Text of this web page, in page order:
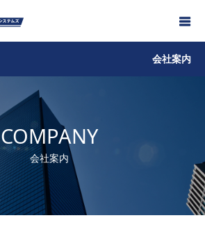
会社案内
COMPANY
会社案内